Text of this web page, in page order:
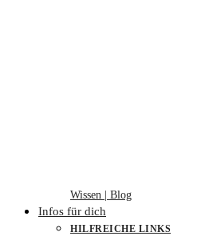
Wissen | Blog
Infos für dich
HILFREICHE LINKS